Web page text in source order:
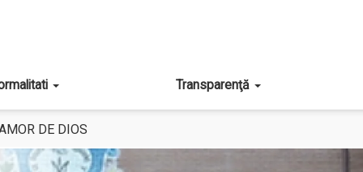
Transparenţă
DE DIOS